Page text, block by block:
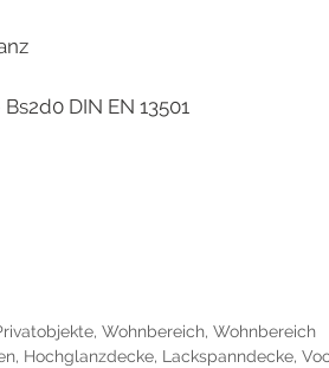
DIN EN 13501
, Wohnbereich, Wohnbereich
, Hochglanzdecke, Lackspanndecke,